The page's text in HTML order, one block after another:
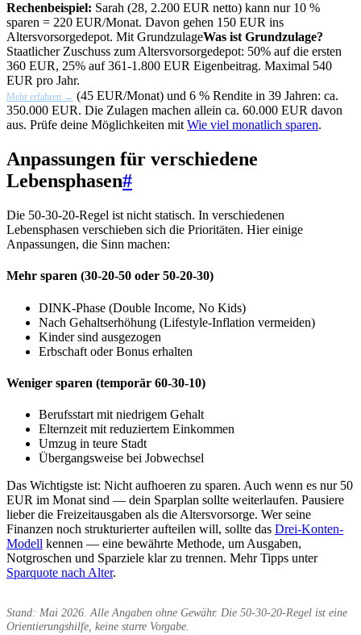
Rechenbeispiel: Sarah (28, 2.200 EUR netto) kann nur 10 %
sparen = 220 EUR/Monat. Davon gehen 150 EUR ins
Altersvorsorgedepot. Mit GrundzulageWas ist Grundzulage?
Staatlicher Zuschuss zum Altersvorsorgedepot: 50% auf die ersten
360 EUR, 25% auf 361-1.800 EUR Eigenbeitrag. Maximal 540
EUR pro Jahr.
Mehr erfahren → (45 EUR/Monat) und 6 % Rendite in 39 Jahren: ca.
350.000 EUR. Die Zulagen machen allein ca. 60.000 EUR davon
aus. Prüfe deine Möglichkeiten mit Wie viel monatlich sparen.
Anpassungen für verschiedene
Lebensphasen#
Die 50-30-20-Regel ist nicht statisch. In verschiedenen
Lebensphasen verschieben sich die Prioritäten. Hier einige
Anpassungen, die Sinn machen:
Mehr sparen (30-20-50 oder 50-20-30)
DINK-Phase (Double Income, No Kids)
Nach Gehaltserhöhung (Lifestyle-Inflation vermeiden)
Kinder sind ausgezogen
Erbschaft oder Bonus erhalten
Weniger sparen (temporär 60-30-10)
Berufsstart mit niedrigem Gehalt
Elternzeit mit reduziertem Einkommen
Umzug in teure Stadt
Übergangsweise bei Jobwechsel
Das Wichtigste ist: Nicht aufhoeren zu sparen. Auch wenn es nur 50
EUR im Monat sind — dein Sparplan sollte weiterlaufen. Pausiere
lieber die Freizeitausgaben als die Altersvorsorge. Wer seine
Finanzen noch strukturierter aufteilen will, sollte das Drei-Konten-
Modell kennen — eine bewährte Methode, um Ausgaben,
Notgroschen und Sparziele klar zu trennen. Mehr Tipps unter
Sparquote nach Alter.
Stand: Mai 2026. Alle Angaben ohne Gewähr. Die 50-30-20-Regel ist eine
Orientierungshilfe, keine starre Vorgabe.